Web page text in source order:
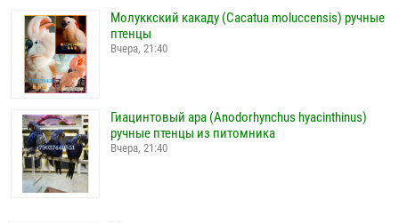
Молуккский какаду (Cacatua moluccensis) ручные
птенцы
Вчера, 21:40
Гиацинтовый ара (Anodorhynchus hyacinthinus)
ручные птенцы из питомника
Вчера, 21:40